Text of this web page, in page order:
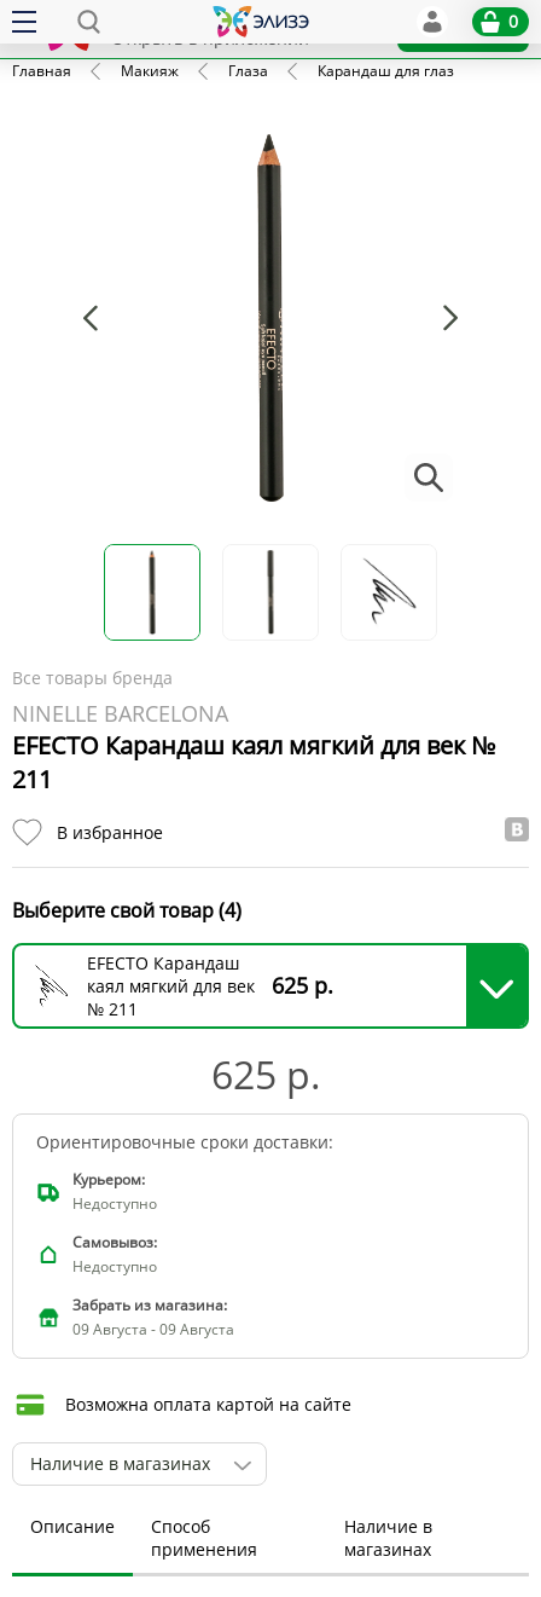
x
Открыть в приложении
Установить
0
Главная Макияж Глаза Карандаш для глаз
Все товары бренда
NINELLE BARCELONA
EFECTO Карандаш каял мягкий для век №
211
В избранное
Выберите свой товар (4)
EFECTO Карандаш
каял мягкий для век
№ 211
625 р.
625 р.
Ориентировочные сроки доставки:
Курьером:
Недоступно
Самовывоз:
Недоступно
Забрать из магазина:
09 Августа - 09 Августа
Возможна оплата картой на сайте
Наличие в магазинах
Описание
Способ
применения
Наличие в
магазинах